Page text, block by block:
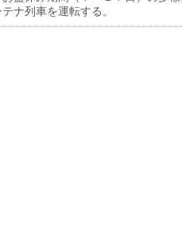
ナ列車を運転する。